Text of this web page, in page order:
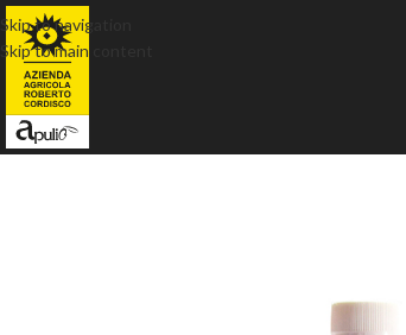
Skip to navigation
Skip to main content